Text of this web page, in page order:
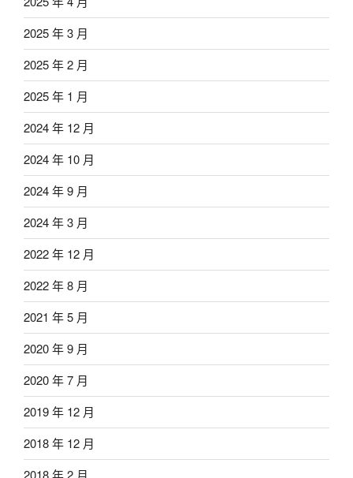
2025 年 3 月
2025 年 2 月
2025 年 1 月
2024 年 12 月
2024 年 10 月
2024 年 9 月
2024 年 3 月
2022 年 12 月
2022 年 8 月
2021 年 5 月
2020 年 9 月
2020 年 7 月
2019 年 12 月
2018 年 12 月
2018 年 2 月